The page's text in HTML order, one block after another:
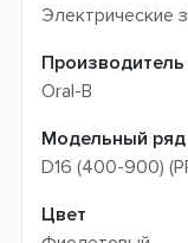
Электрические
Производитель
Oral-B
Модельный ряд
D16 (400-900)
Цвет